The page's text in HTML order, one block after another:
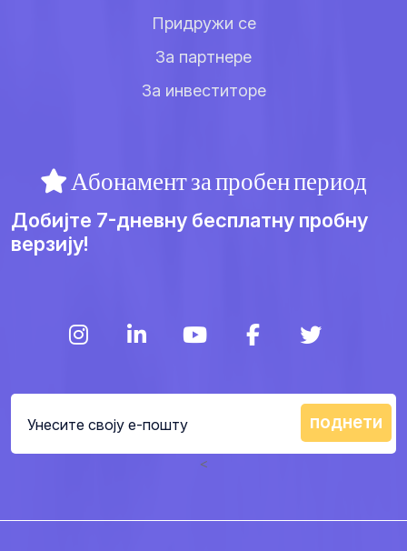
Придружи се
За партнере
За инвеститоре
Абонамент за пробен период
Добијте 7-дневну бесплатну пробну
верзију!
<